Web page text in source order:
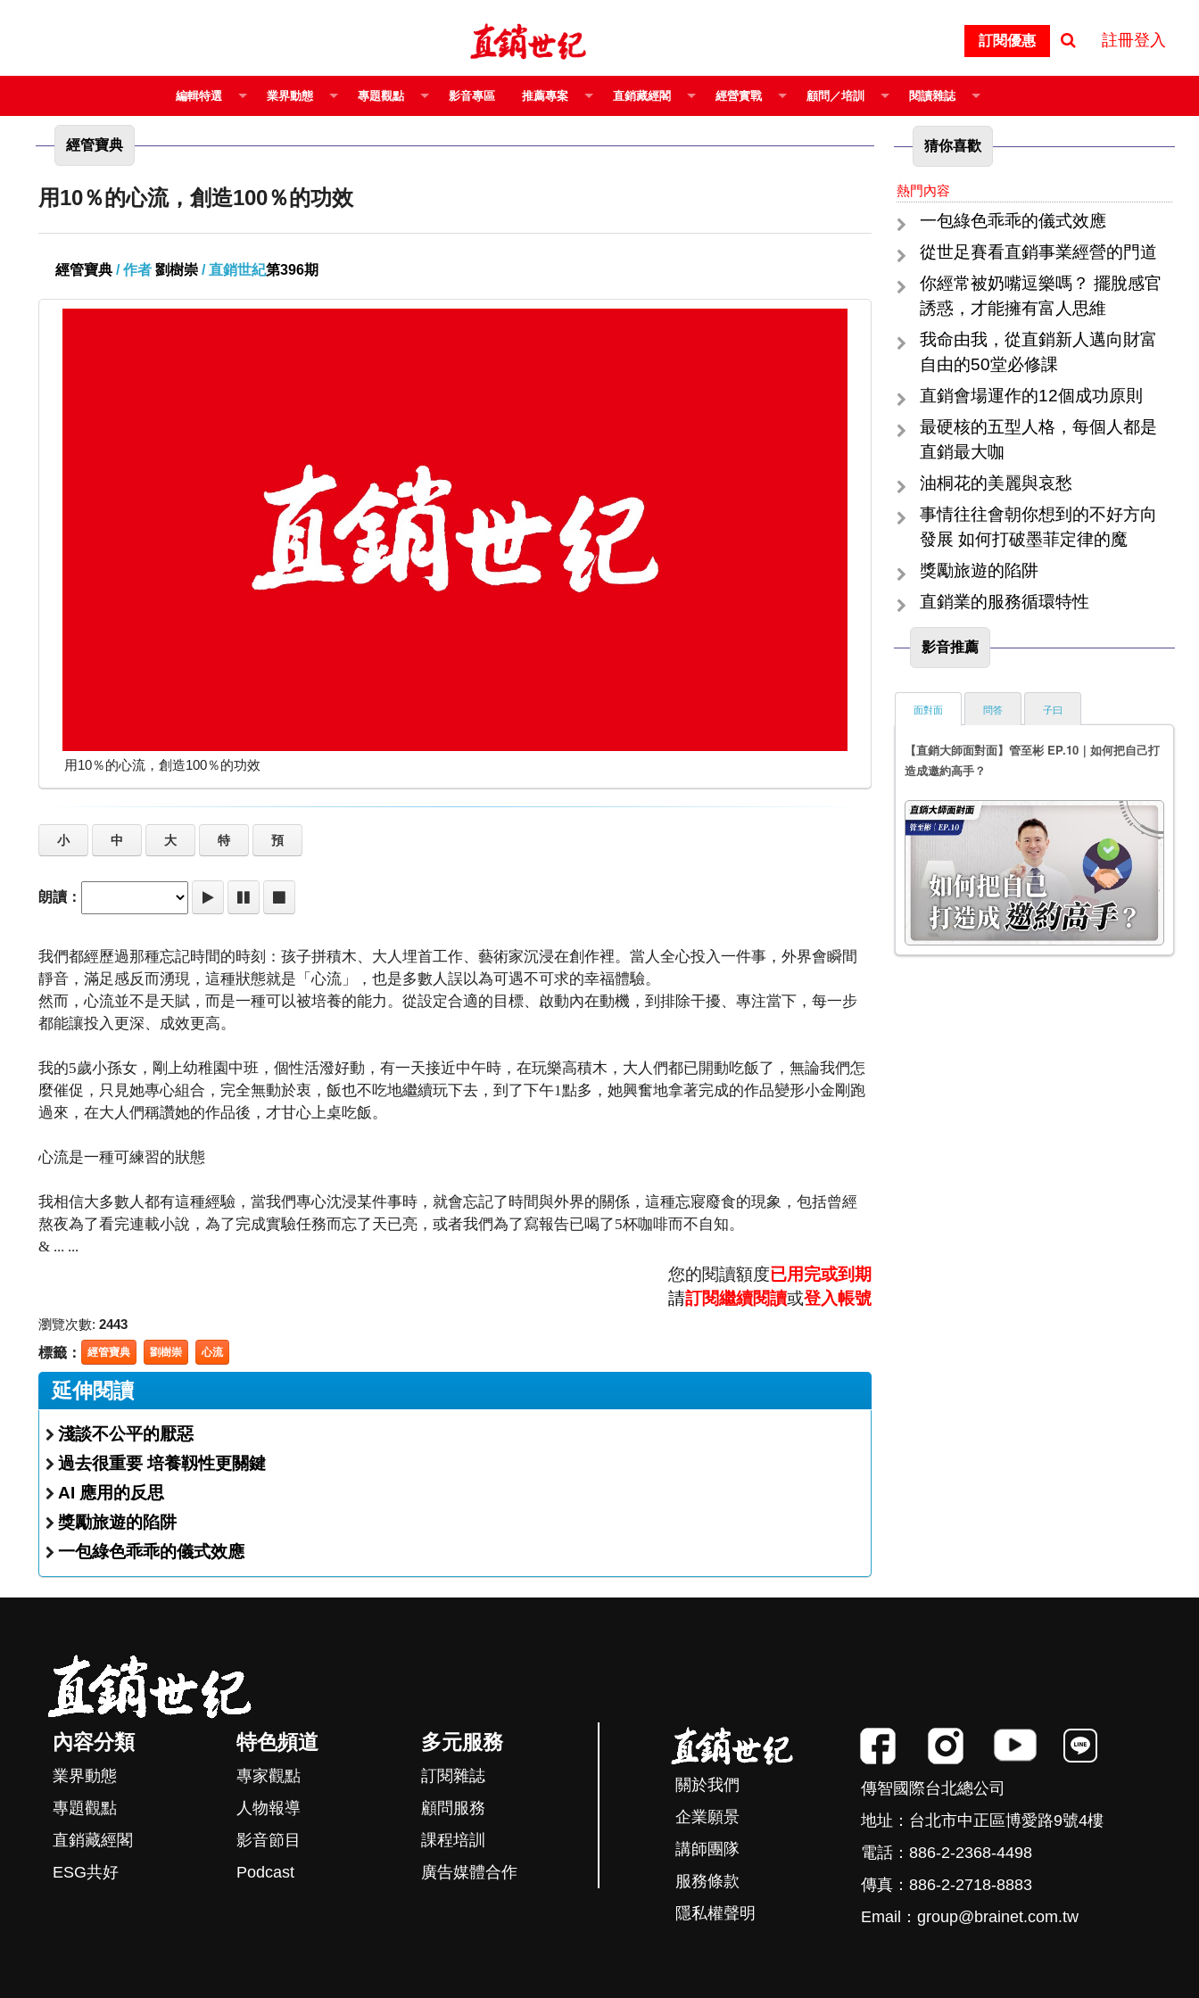
訂閱優惠 註冊登入
編輯特選 業界動態 專題觀點 影音專區 推薦專案 直銷藏經閣 經營實戰 顧問／培訓 閱讀雜誌
經管寶典
用10％的心流，創造100％的功效
經管寶典 / 作者 劉樹崇 / 直銷世紀第396期
用10％的心流，創造100％的功效
小 中 大 特 預
朗讀：
我們都經歷過那種忘記時間的時刻：孩子拼積木、大人埋首工作、藝術家沉浸在創作裡。當人全心投入一件事，外界會瞬間
靜音，滿足感反而湧現，這種狀態就是「心流」，也是多數人誤以為可遇不可求的幸福體驗。
然而，心流並不是天賦，而是一種可以被培養的能力。從設定合適的目標、啟動內在動機，到排除干擾、專注當下，每一步
都能讓投入更深、成效更高。
我的5歲小孫女，剛上幼稚園中班，個性活潑好動，有一天接近中午時，在玩樂高積木，大人們都已開動吃飯了，無論我們怎
麼催促，只見她專心組合，完全無動於衷，飯也不吃地繼續玩下去，到了下午1點多，她興奮地拿著完成的作品變形小金剛跑
過來，在大人們稱讚她的作品後，才甘心上桌吃飯。
心流是一種可練習的狀態
我相信大多數人都有這種經驗，當我們專心沈浸某件事時，就會忘記了時間與外界的關係，這種忘寢廢食的現象，包括曾經
熬夜為了看完連載小說，為了完成實驗任務而忘了天已亮，或者我們為了寫報告已喝了5杯咖啡而不自知。
& ... ...
您的閱讀額度已用完或到期
請訂閱繼續閱讀或登入帳號
瀏覽次數: 2443
標籤： 經管寶典 劉樹崇 心流
延伸閱讀
淺談不公平的厭惡
過去很重要 培養靱性更關鍵
AI 應用的反思
獎勵旅遊的陷阱
一包綠色乖乖的儀式效應
猜你喜歡
熱門內容
一包綠色乖乖的儀式效應
從世足賽看直銷事業經營的門道
你經常被奶嘴逗樂嗎？ 擺脫感官
誘惑，才能擁有富人思維
我命由我，從直銷新人邁向財富
自由的50堂必修課
直銷會場運作的12個成功原則
最硬核的五型人格，每個人都是
直銷最大咖
油桐花的美麗與哀愁
事情往往會朝你想到的不好方向
發展 如何打破墨菲定律的魔
獎勵旅遊的陷阱
直銷業的服務循環特性
影音推薦
面對面
【直銷大師面對面】管至彬 EP.10｜如何把自己打
造成邀約高手？
問答 子曰
內容分類
業界動態
專題觀點
直銷藏經閣
ESG共好
特色頻道
專家觀點
人物報導
影音節目
Podcast
多元服務
訂閱雜誌
顧問服務
課程培訓
廣告媒體合作
關於我們
企業願景
講師團隊
服務條款
隱私權聲明
傳智國際台北總公司
地址：台北市中正區博愛路9號4樓
電話：886-2-2368-4498
傳真：886-2-2718-8883
Email：group@brainet.com.tw